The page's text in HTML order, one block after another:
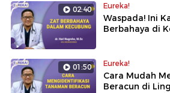
02:40 Eureka!
Waspada! Ini
Berbahaya di
01:50 Eureka!
Cara Mudah
Beracun di